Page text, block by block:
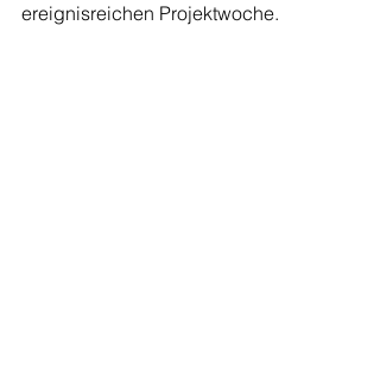
ereignisreichen Projektwoche.